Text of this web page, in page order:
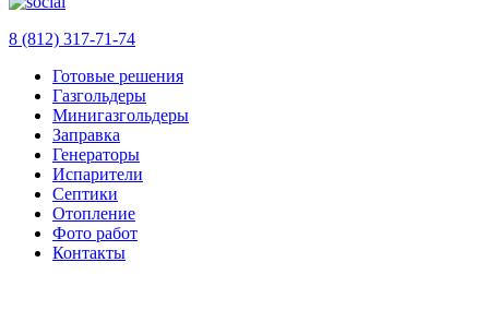
8 (812) 317-71-74
Готовые решения
Газгольдеры
Минигазгольдеры
Заправка
Генераторы
Испарители
Септики
Отопление
Фото работ
Контакты